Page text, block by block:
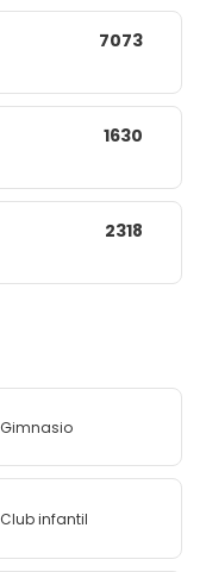
7073
1630
2318
Gimnasio
Club infantil